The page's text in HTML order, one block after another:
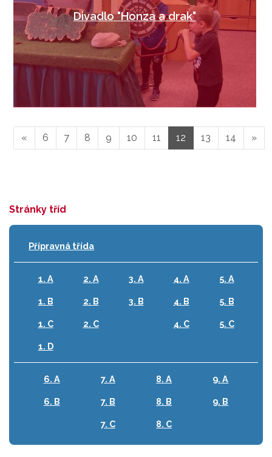
Divadlo "Honza a drak"
« 6 7 8 9 10 11 12 13 14 »
Stránky tříd
Přípravná třída
1. A
1. B
1. C
1. D
2. A
2. B
2. C
3. A
3. B
4. A
4. B
4. C
5. A
5. B
5. C
6. A
6. B
7. A
7. B
7. C
8. A
8. B
8. C
9. A
9. B